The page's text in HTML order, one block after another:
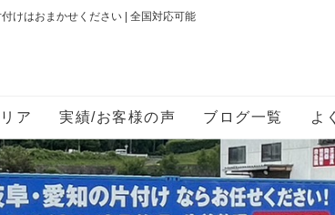
けはおまかせください | 全国対応可能
ア 実績/お客様の声 ブログ一覧 よ